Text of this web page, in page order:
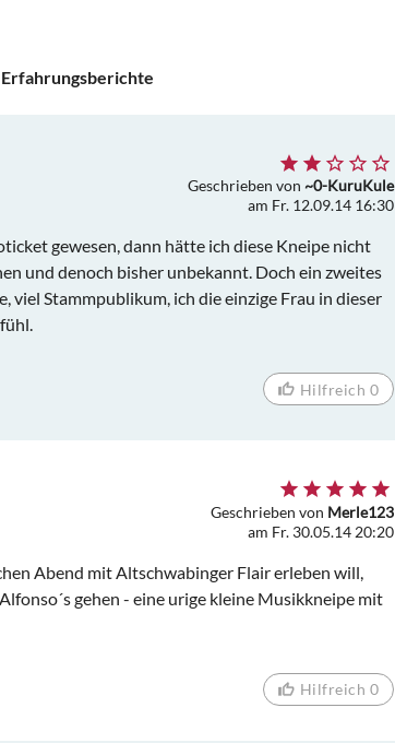
Erfahrungsberichte
Geschrieben von ~0-KuruKule
am Fr. 12.09.14 16:30
gewesen, dann hätte ich diese Kneipe nicht
und denoch bisher unbekannt. Doch ein zweites
viel Stammpublikum, ich die einzige Frau in dieser
Hilfreich 0
Geschrieben von Merle123
am Fr. 30.05.14 20:20
Abend mit Altschwabinger Flair erleben will,
gehen - eine urige kleine Musikkneipe mit
Hilfreich 0